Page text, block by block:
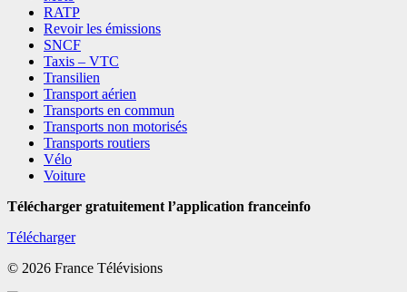
RATP
Revoir les émissions
SNCF
Taxis – VTC
Transilien
Transport aérien
Transports en commun
Transports non motorisés
Transports routiers
Vélo
Voiture
Télécharger gratuitement l’application franceinfo
Télécharger
© 2026 France Télévisions